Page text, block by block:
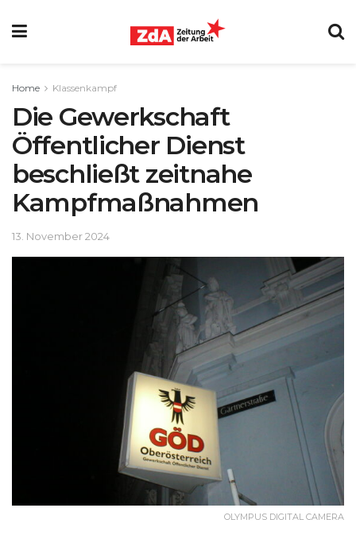
Home Klassenkampf
Die Gewerkschaft
Öffentlicher Dienst
beschließt zeitnahe
Kampfmaßnahmen
13. November 2024
OLYMPUS DIGITAL CAMERA